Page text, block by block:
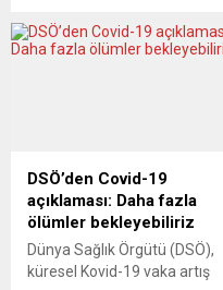
sosyal afet çerçevesinde
“deprem tanıklıkları” konulu
Immanuel-Kant-Schule
salonlarında
gerçekleştirileceği bildirildi.
Friedenshaus (Barışevi)
tarafından düzenlenen “Bir
daha enkaz altında
DSÖ’den Covid-19
açıklaması: Daha fazla
ölümler bekleyebiliriz
Dünya Sağlık Örgütü (DSÖ),
küresel Kovid-19 vaka artış